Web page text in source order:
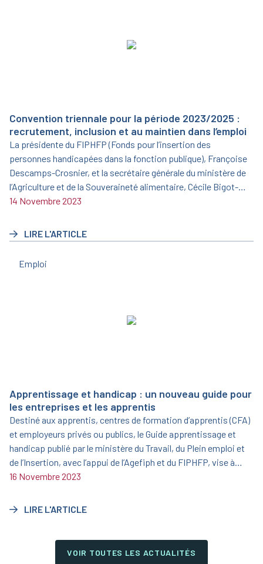
Convention triennale pour la période 2023/2025 :
recrutement, inclusion et au maintien dans l’emploi
La présidente du FIPHFP (Fonds pour l’insertion des
personnes handicapées dans la fonction publique), Françoise
Descamps-Crosnier, et la secrétaire générale du ministère de
l’Agriculture et de la Souveraineté alimentaire, Cécile Bigot-
Dekeyzer, ont signé le 19 juin 2023 une nouvelle convention
14 Novembre 2023
LIRE L'ARTICLE
Emploi
Apprentissage et handicap : un nouveau guide pour
les entreprises et les apprentis
Destiné aux apprentis, centres de formation d’apprentis (CFA)
et employeurs privés ou publics, le Guide apprentissage et
handicap publié par le ministère du Travail, du Plein emploi et
de l’Insertion, avec l’appui de l’Agefiph et du FIPHFP, vise à
informer et sensibiliser sur l’opportunité que représente
16 Novembre 2023
LIRE L'ARTICLE
VOIR TOUTES LES ACTUALITÉS